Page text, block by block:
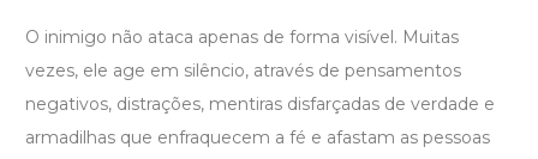
O inimigo não ataca apenas de forma visível. Muitas
vezes, ele age em silêncio, através de pensamentos
negativos, distrações, mentiras disfarçadas de verdade e
armadilhas que enfraquecem a fé e afastam as pessoas